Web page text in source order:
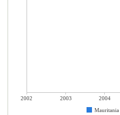
2002 2003 2004
Mauritania